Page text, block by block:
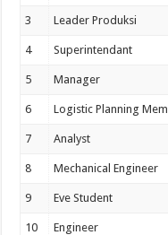
3 Leader Produksi
4 Superintendant
5 Manager
6 Logistic Planning
7 Analyst
8 Mechanical Engineer
9 Eve Student
10 Engineer